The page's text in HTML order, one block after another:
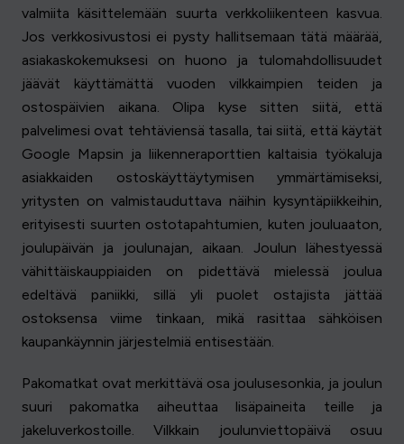
valmiita käsittelemään suurta verkkoliikenteen kasvua.
Jos verkkosivustosi ei pysty hallitsemaan tätä määrää,
asiakaskokemuksesi on huono ja tulomahdollisuudet
jäävät käyttämättä vuoden vilkkaimpien teiden ja
ostospäivien aikana. Olipa kyse sitten siitä, että
palvelimesi ovat tehtäviensä tasalla, tai siitä, että käytät
Google Mapsin ja liikenneraporttien kaltaisia työkaluja
asiakkaiden ostoskäyttäytymisen ymmärtämiseksi,
yritysten on valmistauduttava näihin kysyntäpiikkeihin,
erityisesti suurten ostotapahtumien, kuten jouluaaton,
joulupäivän ja joulunajan, aikaan. Joulun lähestyessä
vähittäiskauppiaiden on pidettävä mielessä joulua
edeltävä paniikki, sillä yli puolet ostajista jättää
ostoksensa viime tinkaan, mikä rasittaa sähköisen
kaupankäynnin järjestelmiä entisestään.
Pakomatkat ovat merkittävä osa joulusesonkia, ja joulun
suuri pakomatka aiheuttaa lisäpaineita teille ja
jakeluverkostoille. Vilkkain joulunviettopäivä osuu